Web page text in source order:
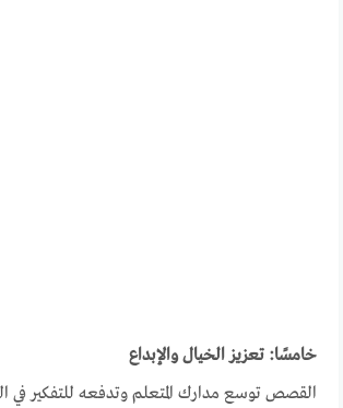
خامسًا: تعزيز الخيال والإبداع
القصص توسع مدارك المتعلم وتدفعه للتفكير في